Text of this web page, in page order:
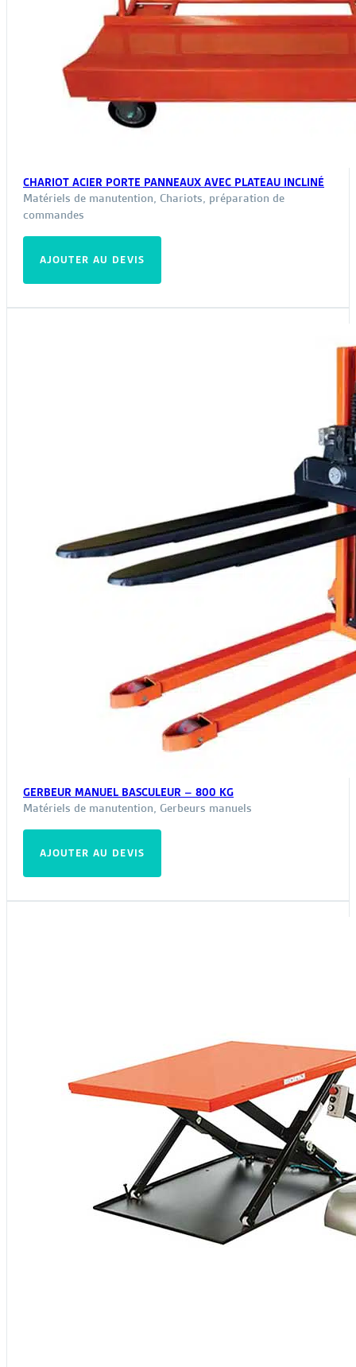
CHARIOT ACIER PORTE PANNEAUX AVEC PLATEAU INCLINÉ
Matériels de manutention, Chariots, préparation de
commandes
AJOUTER AU DEVIS
GERBEUR MANUEL BASCULEUR – 800 KG
Matériels de manutention, Gerbeurs manuels
AJOUTER AU DEVIS